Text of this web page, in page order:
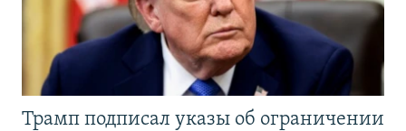
Трамп подписал указы об ограничении